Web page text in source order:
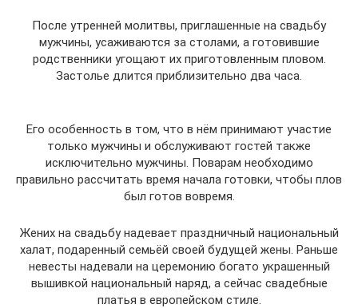
После утренней молитвы, приглашенные на свадьбу
мужчины, усаживаются за столами, а готовившие
родственники угощают их приготовленным пловом.
Застолье длится приблизительно два часа.
Его особенность в том, что в нём принимают участие
только мужчины и обслуживают гостей также
исключительно мужчины. Поварам необходимо
правильно рассчитать время начала готовки, чтобы плов
был готов вовремя.
Жених на свадьбу надевает праздничный национальный
халат, подаренный семьёй своей будущей жены. Раньше
невесты надевали на церемонию богато украшенный
вышивкой национальный наряд, а сейчас свадебные
платья в европейском стиле.